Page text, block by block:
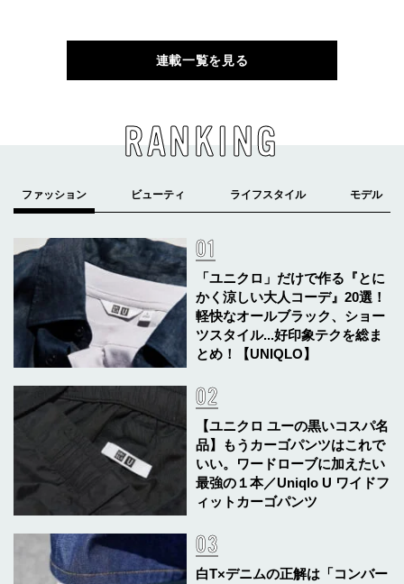
連載一覧を見る
RANKING
「ユニクロ」だけで作る『とに
かく涼しい大人コーデ』20選！
軽快なオールブラック、ショー
ツスタイル...好印象テクを総ま
とめ！【UNIQLO】
【ユニクロ ユーの黒いコスパ名
品】もうカーゴパンツはこれで
いい。ワードローブに加えたい
最強の１本／Uniqlo U ワイドフ
ィットカーゴパンツ
白T×デニムの正解は「コンバー